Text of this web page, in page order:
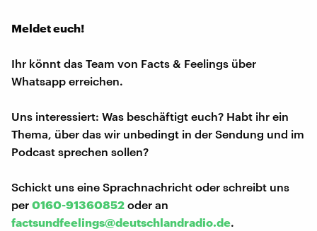
Meldet euch!
Ihr könnt das Team von Facts & Feelings über
Whatsapp erreichen.
Uns interessiert: Was beschäftigt euch? Habt ihr ein
Thema, über das wir unbedingt in der Sendung und im
Podcast sprechen sollen?
Schickt uns eine Sprachnachricht oder schreibt uns
per 0160-91360852 oder an
factsundfeelings@deutschlandradio.de.